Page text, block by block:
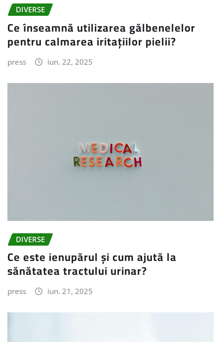
DIVERSE
Ce înseamnă utilizarea gălbenelelor
pentru calmarea iritațiilor pielii?
press iun. 22, 2025
DIVERSE
Ce este ienupărul și cum ajută la
sănătatea tractului urinar?
press iun. 21, 2025